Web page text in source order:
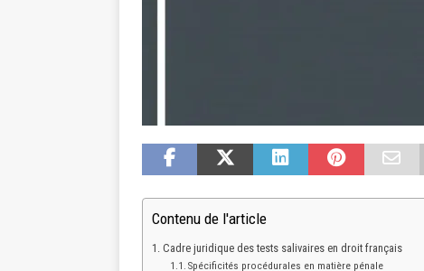
Contenu de l'article
Cadre juridique des tests salivaires en droit français
Spécificités procédurales en matière pénale